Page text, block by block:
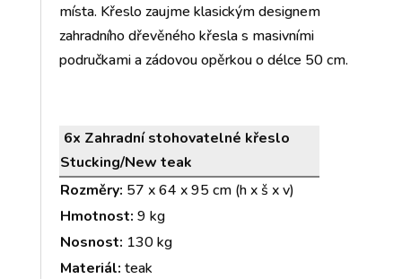
místa. Křeslo zaujme klasickým designem
zahradního dřevěného křesla s masivními
područkami a zádovou opěrkou o délce 50 cm.
6x Zahradní stohovatelné křeslo
Stucking/New teak
Rozměry: 57 x 64 x 95 cm (h x š x v)
Hmotnost: 9 kg
Nosnost: 130 kg
Materiál: teak